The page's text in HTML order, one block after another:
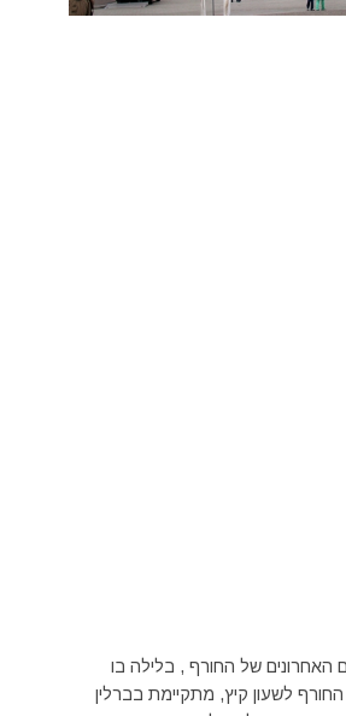
האחרונים של החורף , בלילה בו
לשעון קיץ, מתקיימת בברלין